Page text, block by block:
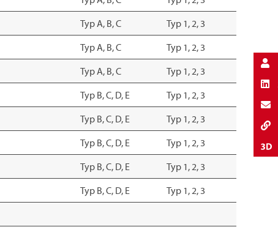
Typ A, B, C
Typ 1, 2, 3
Typ A, B, C
Typ 1, 2, 3
Typ A, B, C
Typ 1, 2, 3
Typ B, C, D, E
Typ 1, 2, 3
Typ B, C, D, E
Typ 1, 2, 3
Typ B, C, D, E
Typ 1, 2, 3
Typ B, C, D, E
Typ 1, 2, 3
Typ B, C, D, E
Typ 1, 2, 3